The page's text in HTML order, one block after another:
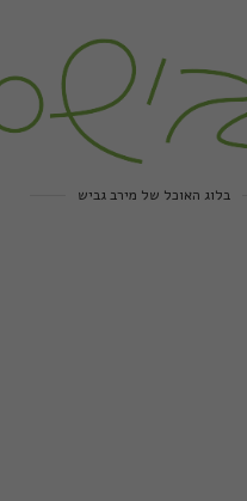
בלוג האוכל של מירב גביש